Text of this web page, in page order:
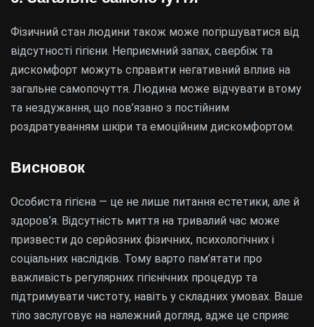
Фізичний стан людини також може погіршуватися від
відсутності гігієни. Неприємний запах, свербіж та
дискомфорт можуть справити негативний вплив на
загальне самопочуття. Людина може відчувати втому
та нездужання, що пов’язано з постійним
роздратуванням шкіри та емоційним дискомфортом.
Висновок
Особиста гігієна — це не лише питання естетики, але й
здоров’я. Відсутність миття на тривалий час може
призвести до серйозних фізичних, психологічних і
соціальних наслідків. Тому варто пам’ятати про
важливість регулярних гігієнічних процедур та
підтримувати чистоту, навіть у складних умовах. Ваше
тіло заслуговує на належний догляд, адже це сприяє